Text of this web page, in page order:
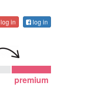
log in log in
premium